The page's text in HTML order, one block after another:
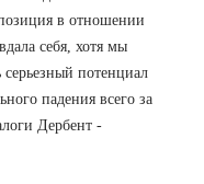
в отношении
себя, хотя мы
потенциал
падения всего за
Дербент -